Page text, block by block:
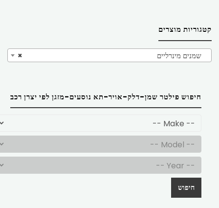
קטגוריות מוצרים
× שמנים מינרליים
חיפוש פילטר שמן-דלק-אויר-תא נוסעים-מזגן לפי יצרן רכב
חיפוש